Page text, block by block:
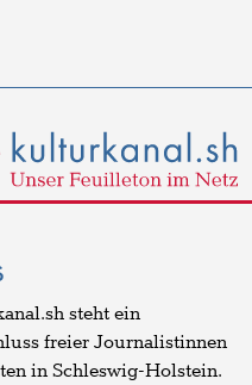
steht ein
freier Journalistinnen
in Schleswig-Holstein.